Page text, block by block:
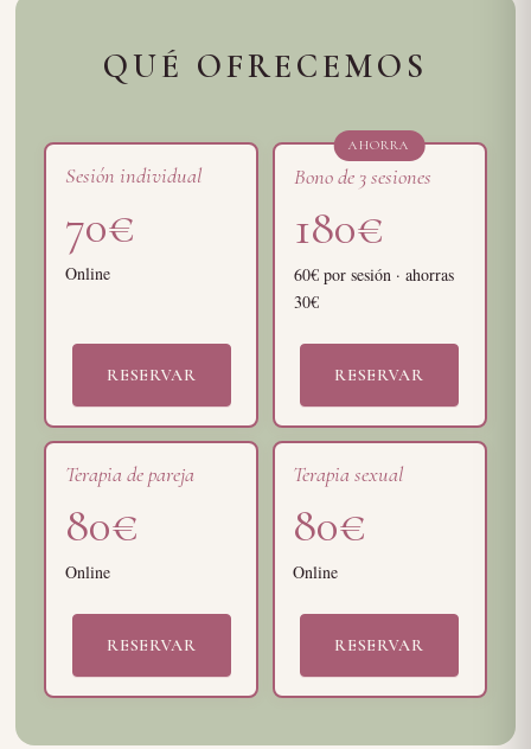
QUÉ OFRECEMOS
Sesión individual
70€
Online
RESERVAR
AHORRA
Bono de 3 sesiones
180€
60€ por sesión · ahorras
30€
RESERVAR
Terapia de pareja
80€
Online
RESERVAR
Terapia sexual
80€
Online
RESERVAR